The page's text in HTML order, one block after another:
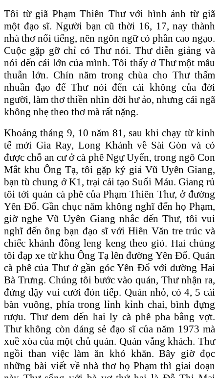
Tôi từ giã Phạm Thiên Thư với hình ảnh từ giã
một đạo sĩ. Người bạn cũ thời 16, 17, nay thành
nhà thơ nổi tiếng, nên ngôn ngữ có phần cao ngạo.
Cuộc gặp gỡ chỉ có Thư nói. Thư diễn giảng và
nói đến cái lớn của mình. Tôi thấy ở Thư một mâu
thuẫn lớn. Chín năm trong chùa cho Thư thấm
nhuần đạo để Thư nói đến cái không của đời
người, làm thơ thiền nhìn đời hư ảo, nhưng cái ngã
không nhẹ theo thơ mà rất nặng.
Khoảng tháng 9, 10 năm 81, sau khi chạy từ kinh
tế mới Gia Ray, Long Khánh về Sài Gòn và có
được chỗ an cư ở cà phê Ngự Uyển, trong ngõ Con
Mắt khu Ông Tạ, tôi gặp ký giả Vũ Uyên Giang,
bạn tù chung ở K1, trại cải tạo Suối Máu. Giang rủ
tôi tới quán cà phê của Phạm Thiên Thư, ở đường
Yên Đổ. Gần chục năm không nghĩ đến họ Phạm,
giờ nghe Vũ Uyên Giang nhắc đến Thư, tôi vui
nghĩ đến ông bạn đạo sĩ với Hiên Văn tre trúc và
chiếc khánh đồng leng keng theo gió. Hai chúng
tôi đạp xe từ khu Ông Tạ lên đường Yên Đổ. Quán
cà phê của Thư ở gần góc Yên Đổ với đường Hai
Bà Trưng. Chúng tôi bước vào quán, Thư nhận ra,
đứng dậy vui cười đón tiếp. Quán nhỏ, có 4, 5 cái
bàn vuông, phía trong lỉnh kỉnh chai, bình đựng
rượu. Thư đem đến hai ly cà phê pha bằng vợt.
Thư không còn dáng sẻ đạo sĩ của năm 1973 mà
xuề xòa của một chủ quán. Quán vắng khách. Thư
ngồi than việc làm ăn khó khăn. Bây giờ đọc
những bài viết về nhà thơ họ Phạm thì giai đoạn